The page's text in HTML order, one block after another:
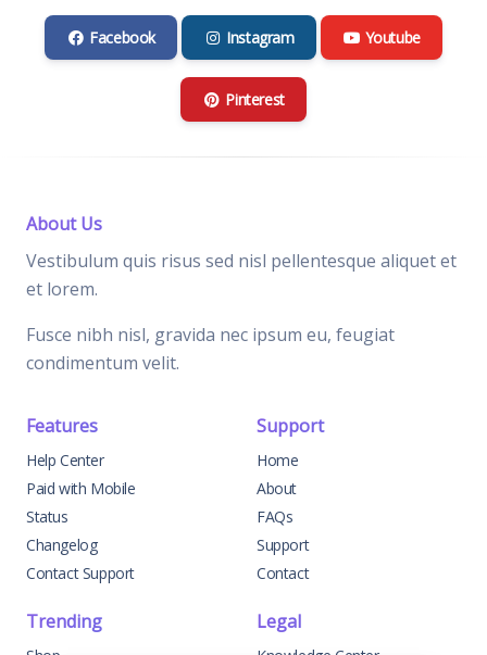
Facebook Instagram Youtube
Pinterest
About Us
Vestibulum quis risus sed nisl pellentesque aliquet et
et lorem.
Fusce nibh nisl, gravida nec ipsum eu, feugiat
condimentum velit.
Features
Help Center
Paid with Mobile
Status
Changelog
Contact Support
Support
Home
About
FAQs
Support
Contact
Trending Legal